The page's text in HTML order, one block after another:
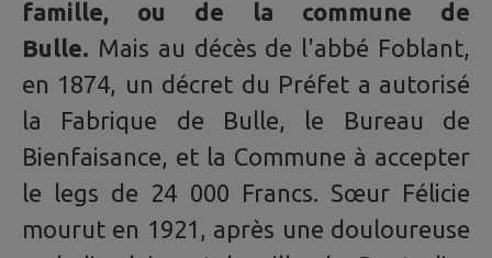
famille, ou de la commune de
Bulle. Mais au décès de l'abbé Foblant,
en 1874, un décret du Préfet a autorisé
la Fabrique de Bulle, le Bureau de
Bienfaisance, et la Commune à accepter
le legs de 24 000 Francs. Sœur Félicie
mourut en 1921, après une douloureuse